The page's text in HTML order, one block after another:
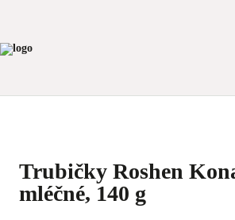
Trubičky Roshen
mléčné, 140 g